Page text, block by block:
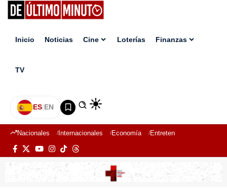
Inicio Noticias Cine Loterías Finanzas
TV
ES|EN
Nacionales Internacionales Economía Entretenimiento